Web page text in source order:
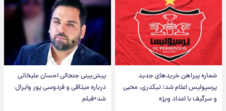
شماره پیراهن خریدهای جدید
پرسپولیس اعلام شد؛ تیکدری، محبی
و سرگیف با اعداد ویژه
پیش‌بینی جنجالی احسان علیخانی
درباره میثاقی و فردوسی پور وایرال
شد+فیلم